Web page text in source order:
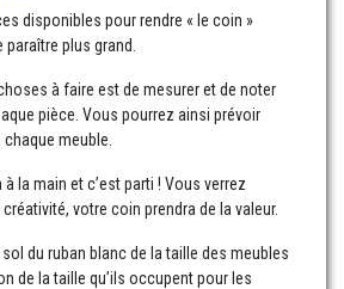
disponibles pour rendre « le coin »
plus grand.
à faire est de mesurer et de noter
pièce. Vous pourrez ainsi prévoir
chaque meuble.
la main et c’est parti ! Vous verrez
votre coin prendra de la valeur.
du ruban blanc de la taille des meubles
de la taille qu’ils occupent pour les